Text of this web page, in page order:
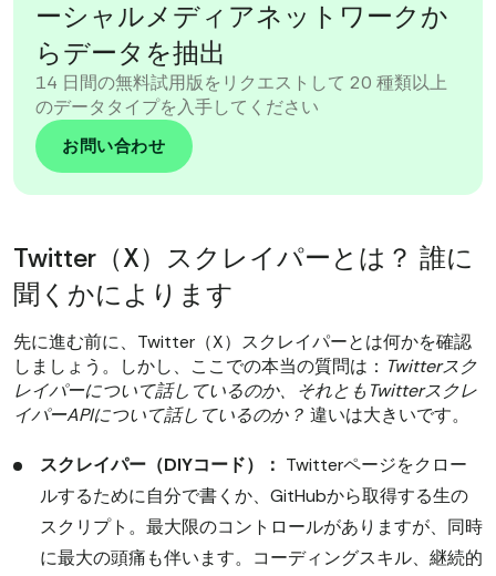
ーシャルメディアネットワークか
らデータを抽出
14 日間の無料試用版をリクエストして 20 種類以上
のデータタイプを入手してください
お問い合わせ
Twitter（X）スクレイパーとは？ 誰に
聞くかによります
先に進む前に、Twitter（X）スクレイパーとは何かを確認
しましょう。しかし、ここでの本当の質問は： Twitterスク
レイパーについて話しているのか、それともTwitterスクレ
イパーAPIについて話しているのか？ 違いは大きいです。
スクレイパー（DIYコード）： Twitterページをクロー
ルするために自分で書くか、GitHubから取得する生の
スクリプト。最大限のコントロールがありますが、同時
に最大の頭痛も伴います。コーディングスキル、継続的